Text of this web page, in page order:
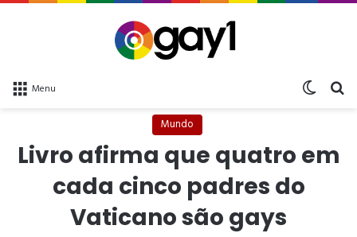
Menu
Mundo
Livro afirma que quatro em
cada cinco padres do
Vaticano são gays